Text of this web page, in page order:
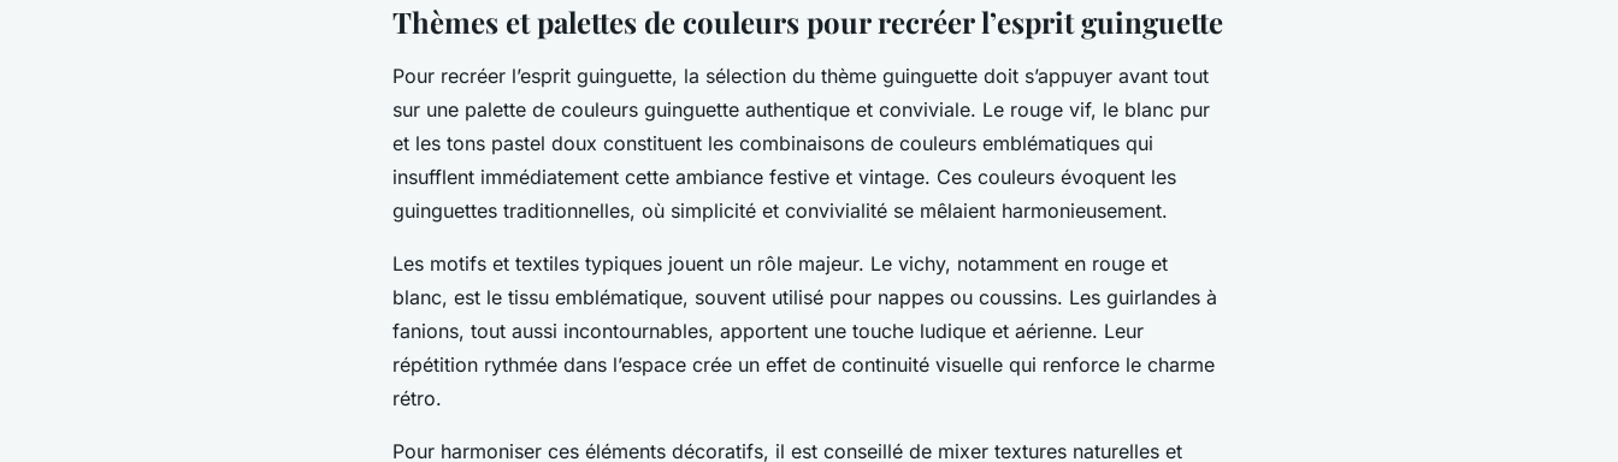
Thèmes et palettes de couleurs pour recréer l’esprit guinguette
Pour recréer l’esprit guinguette, la sélection du thème guinguette doit s’appuyer avant tout
sur une palette de couleurs guinguette authentique et conviviale. Le rouge vif, le blanc pur
et les tons pastel doux constituent les combinaisons de couleurs emblématiques qui
insufflent immédiatement cette ambiance festive et vintage. Ces couleurs évoquent les
guinguettes traditionnelles, où simplicité et convivialité se mêlaient harmonieusement.
Les motifs et textiles typiques jouent un rôle majeur. Le vichy, notamment en rouge et
blanc, est le tissu emblématique, souvent utilisé pour nappes ou coussins. Les guirlandes à
fanions, tout aussi incontournables, apportent une touche ludique et aérienne. Leur
répétition rythmée dans l’espace crée un effet de continuité visuelle qui renforce le charme
rétro.
Pour harmoniser ces éléments décoratifs, il est conseillé de mixer textures naturelles et